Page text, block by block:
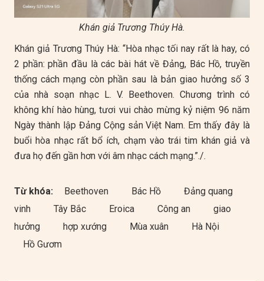
Khán giả Trương Thúy Hà.
Khán giả Trương Thúy Hà: “Hòa nhạc tối nay rất là hay, có
2 phần: phần đầu là các bài hát về Đảng, Bác Hồ, truyền
thống cách mạng còn phần sau là bản giao hưởng số 3
của nhà soạn nhạc L. V. Beethoven. Chương trình có
không khí hào hùng, tươi vui chào mừng kỷ niệm 96 năm
Ngày thành lập Đảng Cộng sản Việt Nam. Em thấy đây là
buổi hòa nhạc rất bổ ích, chạm vào trái tim khán giả và
đưa họ đến gần hơn với âm nhạc cách mạng.”./.
Từ khóa: Beethoven Bác Hồ
Đảng quang
vinh
Tây Bắc Eroica Công an
giao
hưởng
hợp xướng Mùa xuân
Hà Nội
Hồ Gươm